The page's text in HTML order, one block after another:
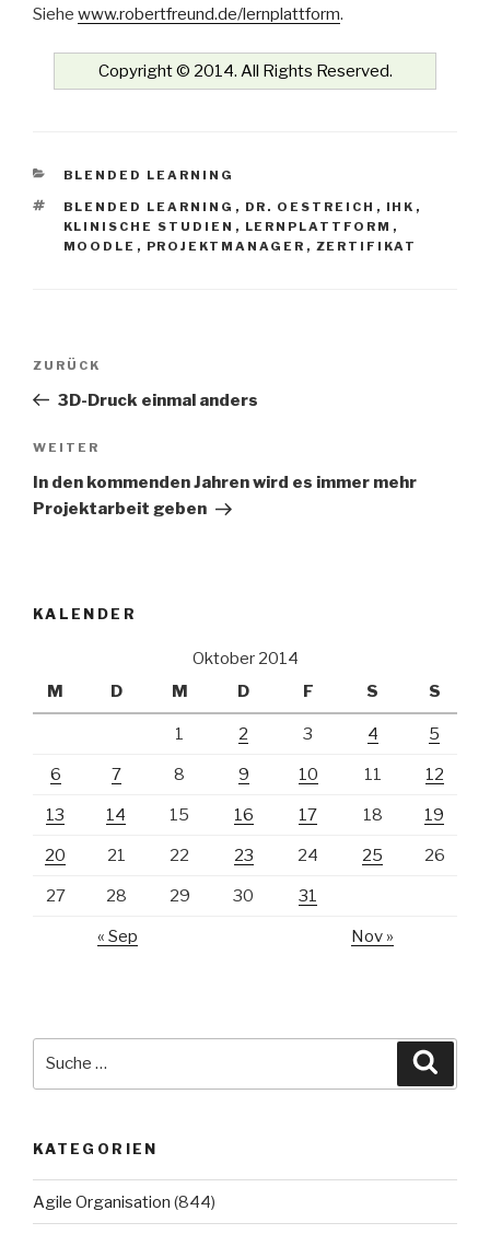
Siehe www.robertfreund.de/lernplattform.
Copyright © 2014. All Rights Reserved.
KATEGORIEN
BLENDED LEARNING
SCHLAGWÖRTER
BLENDED LEARNING , DR. OESTREICH , IHK ,
KLINISCHE STUDIEN , LERNPLATTFORM ,
MOODLE , PROJEKTMANAGER , ZERTIFIKAT
Beitrags-
Vorheriger
Beitrag
ZURÜCK
3D-Druck einmal anders
Nächster
Beitrag
WEITER
In den kommenden Jahren wird es immer mehr
Projektarbeit geben
KALENDER
Oktober 2014
M
D M D F S S
1 2 3 4 5
6 7 8 9 10 11 12
13 14 15 16 17 18 19
20 21 22 23 24 25 26
27 28 29 30 31
« Sep Nov »
KATEGORIEN
Agile Organisation (844)